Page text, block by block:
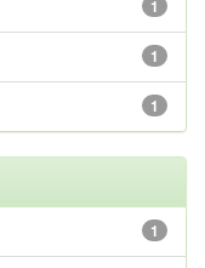
1
1
1
1